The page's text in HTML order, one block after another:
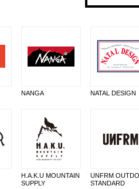
NANGA NATAL DESIGN
H.A.K.U MOUNTAIN
SUPPLY
UNFRM
STANDARD